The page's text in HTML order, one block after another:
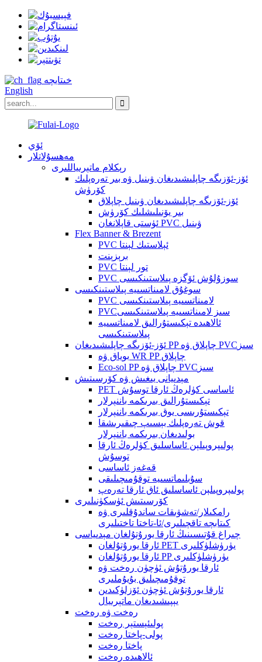
خىتايچە
English
ئۆي
مەھسۇلاتلار
رېكلام ماتېرىياللىرى
ئۆز-ئۆزىگە چاپلىشىدىغان ۋىنىل ۋە بىر تەرەپلىك
كۆرۈش
ئۆز-ئۆزىگە چاپلىشىدىغان ۋىنىل چاپلاق
بىر يۆنىلىشلىك كۆرۈش
ئۈستى قاپلانغان PVC ۋىنىل
Flex Banner & Brezent
PVC ئېلاستىك لېنتا
برېزېنت
PVC تور لېنتا
PVC سوزۇلۇش ئۆگزە پىلاستىنكىسى
سوغۇق لامىناتسىيە پىلاستىنكىسى
PVC لامىناتسىيە پىلاستىنكىسى
PVCسىز لامىناتسىيە پىلاستىنكىسى
ئالاھىدە تېكىستۇرالىق لامىناتسىيە
پىلاستىنكىسى
ئۆز-ئۆزىگە چاپلىشىدىغان PP چاپلاق ۋە PVCسىز
بوياق ۋە WR PP چاپلاق
Eco-sol PP چاپلاق ۋە PVCسىز
مېدىيانى يىغىش ۋە كۆرسىتىش
PET ئاساسى كۈلرەڭ ئارقا توسۇش
تېكىستۇرالىق بىرىكمە باننېرلار
تېكىستۇرىسى يوق بىرىكمە باننېرلار
قوش تەرەپلىك بېسىپ چىقىرىشقا
بولىدىغان بىرىكمە باننېرلار
پولىپروپىلېن ئاساسلىق كۈلرەڭ ئارقا
توسۇش
قەغەز ئاساسى
سۇبلىماتسىيە توقۇمىچىلىقى
پولىپروپىلېن ئاساسلىق ئاق ئارقا تەرەپ
كۆرسىتىش ئۈسكۈنىلىرى
رامكىلار/تەشۋىقات ساندۇقلىرى ۋە
كىتابچە تاقچىلىرى/ئا-تاختا تاختىلىرى
چىراغ قۇتىسىنىڭ ئارقا يورۇتۇلغان مېدىياسى
ئارقا يورۇتۇلغان PET يۈرۈشلۈكلىرى
ئارقا يورۇتۇلغان PP يۈرۈشلۈكلىرى
ئارقا يورۇتۇش ئۈچۈن رەخت ۋە
توقۇمىچىلىق بۇيۇملىرى
ئارقا يورۇتۇش ئۈچۈن ئۆزلۈكىدىن
يېپىشىدىغان ماتېرىيال
رەخت ۋە رەخت
پولىئېستېر رەخت
پولى-پاختا رەخت
پاختا رەخت
ئالاھىدە رەخت